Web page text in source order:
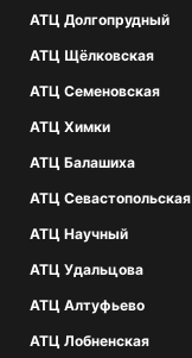
АТЦ Долгопрудный
АТЦ Щёлковская
АТЦ Семеновская
АТЦ Химки
АТЦ Балашиха
АТЦ Севастопольская
АТЦ Научный
АТЦ Удальцова
АТЦ Алтуфьево
АТЦ Лобненская